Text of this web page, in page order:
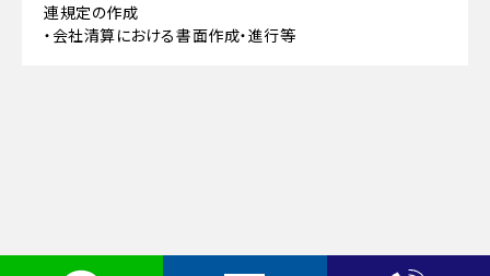
連規定の作成
・会社清算における書面作成・進行等